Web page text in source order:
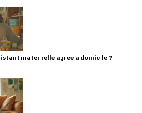
maternelle agree a domicile ?